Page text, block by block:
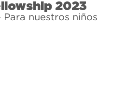
2023
Para nuestros niños